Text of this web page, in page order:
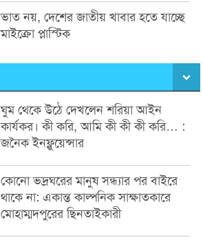
ভাত নয়, দেশের জাতীয় খাবার হতে যাচ্ছে
মাইক্রো প্লাস্টিক
ঘুম থেকে উঠে দেখলেন শরিয়া আইন
কার্যকর। কী করি, আমি কী কী কী করি… :
জনৈক ইনফ্লুয়েন্সার
কোনো ভদ্রঘরের মানুষ সন্ধ্যার পর বাইরে
থাকে না: একান্ত কাল্পনিক সাক্ষাতকারে
মোহাম্মদপুরের ছিনতাইকারী